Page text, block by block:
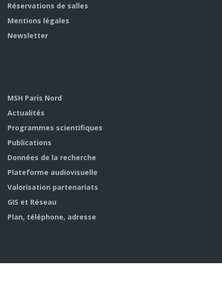
Réservations de salles
Mentions légales
Newsletter
MSH Paris Nord
Actualités
Programmes scientifiques
Publications
Données de la recherche
Plateforme audiovisuelle
Valorisation partenariats
GIS et Réseau
Plan, téléphone, adresse